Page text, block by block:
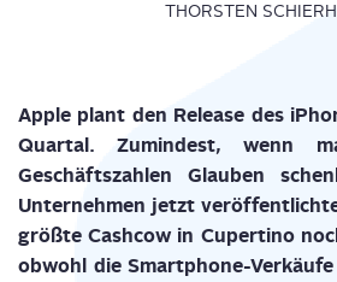
THORSTEN
Apple plant den Release des
Quar­tal. Zumin­dest, wenn
Geschäfts­zah­len Glau­ben
Unter­neh­men jetzt
größ­te Cash­cow in Cup­er­ti­no
obwohl die Smart­phone-